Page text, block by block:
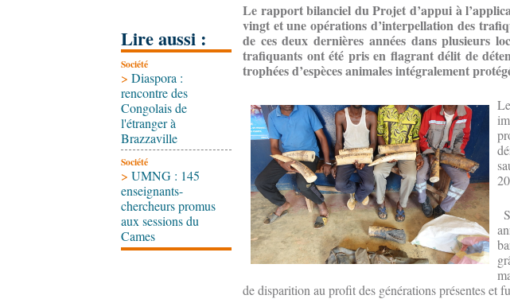
Lire aussi :
Société
> Diaspora :
rencontre des
Congolais de
l'étranger à
Brazzaville
Société
> UMNG : 145
enseignants-
chercheurs promus
aux sessions du
Cames
Le rapport bilanciel du Projet d’appui à
vingt et une opérations d’interpellation des
de ces deux dernières années dans plusieurs
trafiquants ont été pris en flagrant délit de
trophées d’espèces animales intégralement
de disparition au profit des générations présentes et